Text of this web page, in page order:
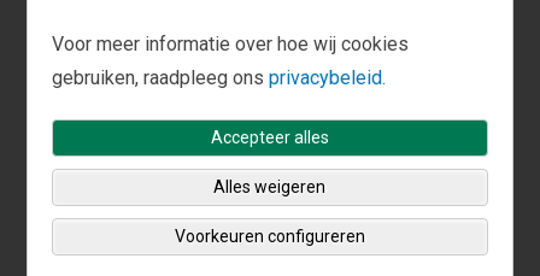
Investments Nederland, Fisher Investments
Luxembourg, Sàrl en Fisher Investments, en dient
niet te worden beschouwd als een persoonlijk
beleggings- of fiscaal advies of als een weergave
van hun prestaties of die van hun cliënten. Er wordt
niet gegarandeerd dat zij deze visie zullen
handhaven. Deze kan immers veranderen op grond
van nieuwe informatie, analyses of heroverweging.
Voor meer informatie over hoe wij cookies
gebruiken, raadpleeg ons privacybeleid.
Accepteer alles
Alles weigeren
Voorkeuren configureren